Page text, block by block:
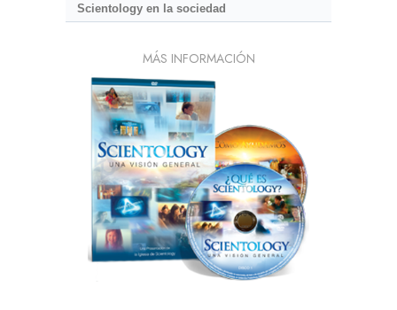
Scientology en la sociedad
MÁS INFORMACIÓN